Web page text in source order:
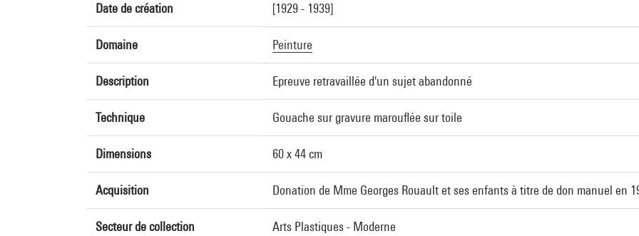
Date de création [1929 - 1939]
Domaine Peinture
Description Epreuve retravaillée d'un sujet abandonné
Technique Gouache sur gravure marouflée sur toile
Dimensions 60 x 44 cm
Acquisition Donation de Mme Georges Rouault et ses enfants à titre de don manuel en
Secteur de collection Arts Plastiques - Moderne